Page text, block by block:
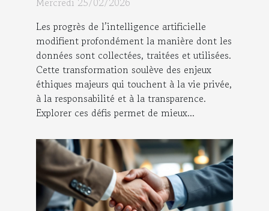
Les progrès de l’intelligence artificielle
modifient profondément la manière dont les
données sont collectées, traitées et utilisées.
Cette transformation soulève des enjeux
éthiques majeurs qui touchent à la vie privée,
à la responsabilité et à la transparence.
Explorer ces défis permet de mieux...